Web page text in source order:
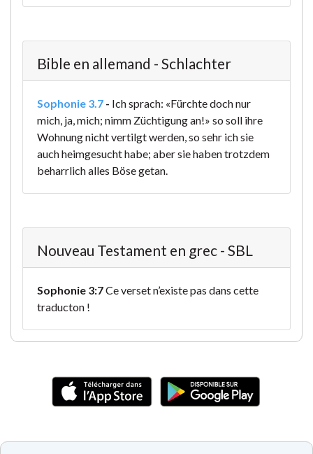
Bible en allemand - Schlachter
Sophonie 3.7 - Ich sprach: «Fürchte doch nur
mich, ja, mich; nimm Züchtigung an!» so soll ihre
Wohnung nicht vertilgt werden, so sehr ich sie
auch heimgesucht habe; aber sie haben trotzdem
beharrlich alles Böse getan.
Nouveau Testament en grec - SBL
Sophonie 3:7Ce verset n’existe pas dans cette
traducton !